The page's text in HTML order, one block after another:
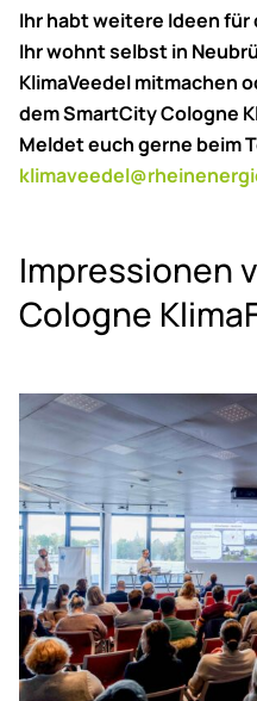
Ihr habt weitere Ideen für
Ihr wohnt selbst in
KlimaVeedel mitmachen
dem SmartCity Cologne
Meldet euch gerne beim
Im­pres­sio­nen
Co­lo­gne